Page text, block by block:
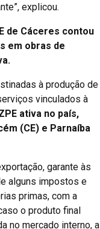
explicou.
de Cáceres contou
em obras de
à produção de
vinculados à
ativa no país,
(CE) e Parnaíba
garante às
alguns impostos e
primas, com a
o produto final
no mercado interno, a